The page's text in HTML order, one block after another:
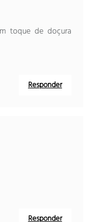
toque de doçura
Responder
Responder